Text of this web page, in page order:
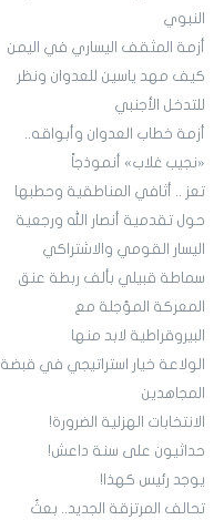
النبوي
أزمة المثقف اليساري في اليمن
كيف مهد ياسين للعدوان ونظر
للتدخل الأجنبي
أزمة خطاب العدوان وأبواقه..
«نجيب غلاب» أنموذجاً
تعز .. أثافي المناطقية وحطبها
حول تقدمية أنصار الله ورجعية
اليسار القومي والاشتراكي
سماطة قبيلي بألف ربطة عنق
المعركة المؤجلة مع
البيروقراطية لابد منها
الولاعة خيار استراتيجي في قبضة
المجاهدين
الانتخابات الهزلية الضرورة!
حداثيون على سنة داعش!
يوجد رئيس كهذا!
تحالف المرتزقة الجديد.. بعثُ